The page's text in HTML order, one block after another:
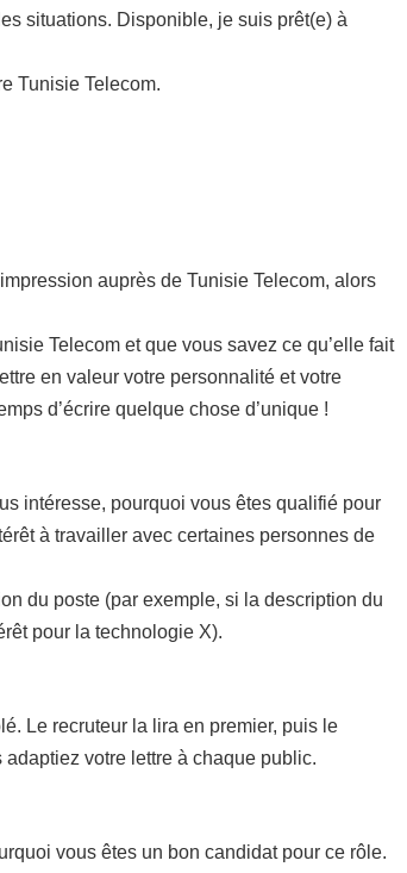
situations. Disponible, je suis prêt(e) à
Tunisie Telecom.
auprès de Tunisie Telecom, alors
Telecom et que vous savez ce qu’elle fait
en valeur votre personnalité et votre
d’écrire quelque chose d’unique !
intéresse, pourquoi vous êtes qualifié pour
à travailler avec certaines personnes de
du poste (par exemple, si la description du
pour la technologie X).
Le recruteur la lira en premier, puis le
votre lettre à chaque public.
vous êtes un bon candidat pour ce rôle.